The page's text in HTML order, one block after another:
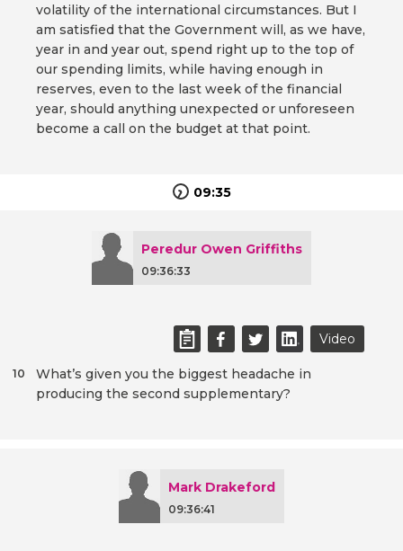
volatility of the international circumstances. But I
am satisfied that the Government will, as we have,
year in and year out, spend right up to the top of
our spending limits, while having enough in
reserves, even to the last week of the financial
year, should anything unexpected or unforeseen
become a call on the budget at that point.
09:35
Peredur Owen Griffiths
09:36:33
Video
What’s given you the biggest headache in
producing the second supplementary?
10
Mark Drakeford
09:36:41